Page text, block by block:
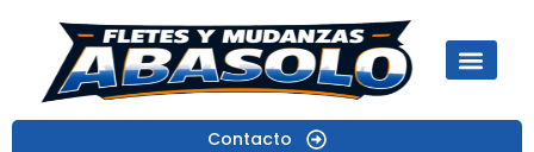
contenido
Contacto